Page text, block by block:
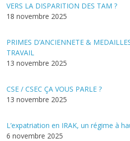
VERS LA DISPARITION DES TAM ?
18 novembre 2025
PRIMES D’ANCIENNETE &
TRAVAIL
13 novembre 2025
CSE / CSEC ÇA VOUS PARLE ?
13 novembre 2025
L’expatriation en IRAK, un régime à
6 novembre 2025